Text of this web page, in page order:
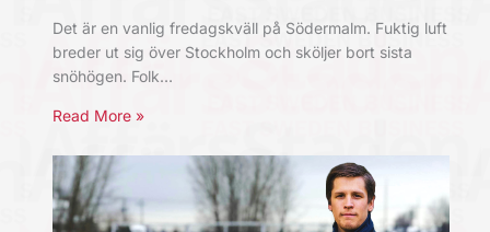
Det är en vanlig fredagskväll på Södermalm. Fuktig luft
breder ut sig över Stockholm och sköljer bort sista
snöhögen. Folk…
Read More »